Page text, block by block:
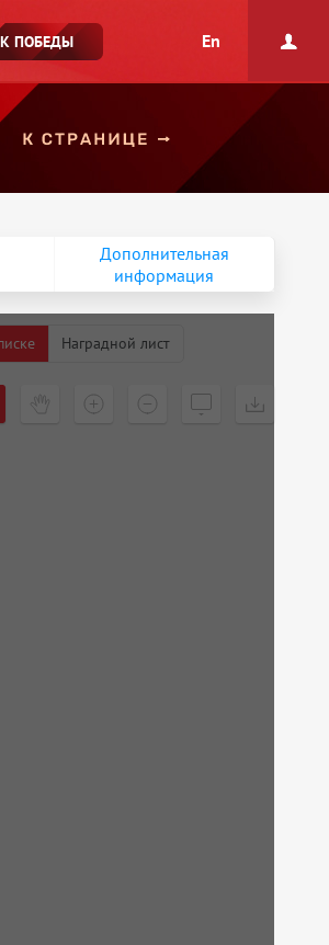
ПОБЕДЫ En
Дополнительная
информация
Наградной лист